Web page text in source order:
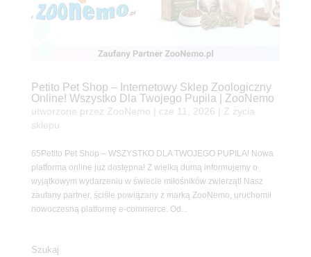
Petito Pet Shop – Internetowy Sklep Zoologiczny
Online! Wszystko Dla Twojego Pupila | ZooNemo
utworzone przez ZooNemo cze 11, 2026
Z życia
sklepu
65Petito Pet Shop – WSZYSTKO DLA TWOJEGO PUPILA! Nowa
platforma online już dostępna! Z wielką dumą informujemy o
wyjątkowym wydarzeniu w świecie miłośników zwierząt! Nasz
zaufany partner, ściśle powiązany z marką ZooNemo, uruchomił
nowoczesną platformę e-commerce. Od...
Szukaj